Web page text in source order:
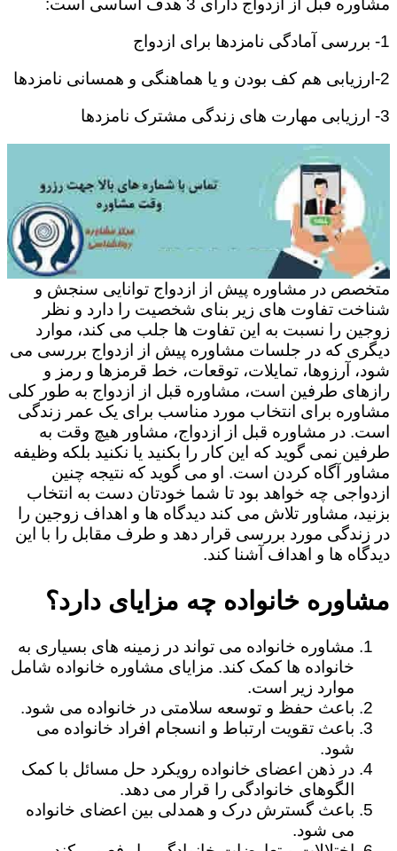
مشاوره قبل از ازدواج دارای 3 هدف اساسی است:
1- بررسی آمادگی نامزدها برای ازدواج
2-ارزیابی هم کف بودن و یا هماهنگی و همسانی نامزدها
3- ارزیابی مهارت های زندگی مشترک نامزدها
متخصص در مشاوره پیش از ازدواج توانایی سنجش و
شناخت تفاوت های زیر بنای شخصیت را دارد و نظر
زوجین را نسبت به این تفاوت ها جلب می کند، موارد
دیگری که در جلسات مشاوره پیش از ازدواج بررسی می
شود، آرزوها، تمایلات، توقعات، خط قرمزها و رمز و
رازهای طرفین است، مشاوره قبل از ازدواج به طور کلی
مشاوره برای انتخاب مورد مناسب برای یک عمر زندگی
است. در مشاوره قبل از ازدواج، مشاور هیچ وقت به
طرفین نمی گوید که این کار را بکنید یا نکنید بلکه وظیفه
مشاور آگاه کردن است. او می گوید که نتیجه چنین
ازدواجی چه خواهد بود تا شما خودتان دست به انتخاب
بزنید، مشاور تلاش می کند دیدگاه ها و اهداف زوجین را
در زندگی مورد بررسی قرار دهد و طرف مقابل را با این
دیدگاه ها و اهداف آشنا کند.
مشاوره خانواده چه مزایای دارد؟
مشاوره خانواده می تواند در زمینه های بسیاری به
خانواده ها کمک کند. مزایای مشاوره خانواده شامل
موارد زیر است.
باعث حفظ و توسعه سلامتی در خانواده می شود.
باعث تقویت ارتباط و انسجام افراد خانواده می
شود.
در ذهن اعضای خانواده رویکرد حل مسائل با کمک
الگوهای خانوادگی را قرار می دهد.
باعث گسترش درک و همدلی بین اعضای خانواده
می شود.